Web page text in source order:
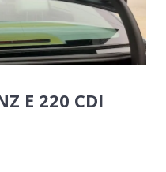
E 220 CDI